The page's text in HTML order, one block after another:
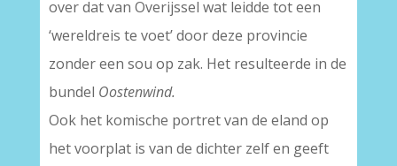
over dat van Overijssel wat leidde tot een
‘wereldreis te voet’ door deze provincie
zonder een sou op zak. Het resulteerde in de
bundel Oostenwind.
Ook het komische portret van de eland op
het voorplat is van de dichter zelf en geeft